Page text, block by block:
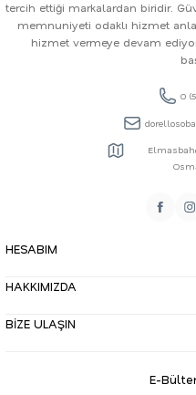
tercih ettiği markalardan biridir.
memnuniyeti odaklı hizmet
hizmet vermeye devam
0
HESABIM
HAKKIMIZDA
BİZE ULAŞIN
E-